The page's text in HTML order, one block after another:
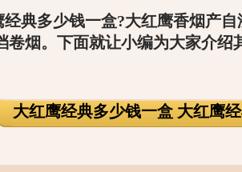
经典多少钱一盒?大红鹰香烟产
卷烟。下面就让小编为大家介
大红鹰经典多少钱一盒 大红鹰